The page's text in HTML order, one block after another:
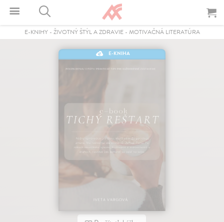
E-KNIHY- ŽIVOTNÝ ŠTÝL A ZDRAVIE- MOTIVAČNÁ LITERATÚRA
E-KNIHA